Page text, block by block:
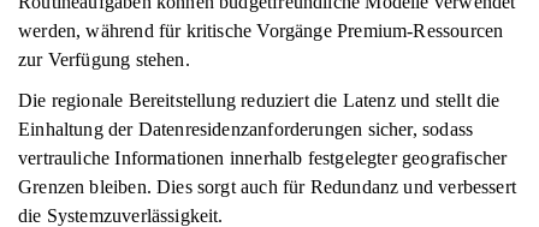
werden, während für kritische Vorgänge Premium-Ressourcen
zur Verfügung stehen.
Die regionale Bereitstellung reduziert die Latenz und stellt die
Einhaltung der Datenresidenzanforderungen sicher, sodass
vertrauliche Informationen innerhalb festgelegter geografischer
Grenzen bleiben. Dies sorgt auch für Redundanz und verbessert
die Systemzuverlässigkeit.